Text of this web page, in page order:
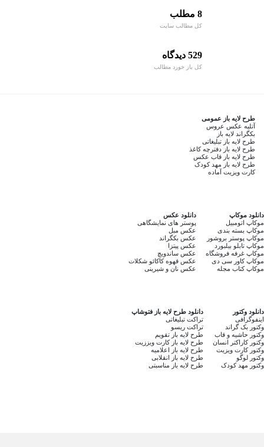
8 مطلب
کل مطالب سایت
529 دیدگاه
کل باز خورد مطالب
طرح لایه باز عمومی
آتلیه عکس عروس
بکگراند لایه باز
طرح لایه باز تبلیغاتی
طرح لایه باز دفترچه کاغذ
طرح لایه باز قاب عکس
طرح لایه باز مهد کودک
کارت ویزیت آماده
دانلود موکاپ
موکاپ اتومبیل
موکاپ بسته بندی
موکاپ پوستر بروشور
موکاپ تابلو بیلبورد
موکاپ غرفه فروشگاه
موکاپ کاور سی دی
موکاپ کتاب مجله
دانلود عکس
پوستر های نمایشگاهی
عکس مبل
عکس بکگراند
عکس پیتزا
عکس ساندویچ
عکس قهوه کاکائو شکلات
عکس نان و شیرینی
دانلود وکتور
اینفوگرافی
وکتور بک گراند
وکتور حاشیه و قاب
وکتور کاراکتر انسان
وکتور کارت ویزیت
وکتور لوگو
وکتور مهد کودک
دانلود طرح لایه باز فتوشاپ
تراکت تبلیغاتی
تراکت ریسو
طرح لایه باز تقویم
طرح لایه باز کارت ویززیت
طرح لایه باز اعلامیه
طرح لایه باز انقلابی
طرح لایه باز مناسبتی